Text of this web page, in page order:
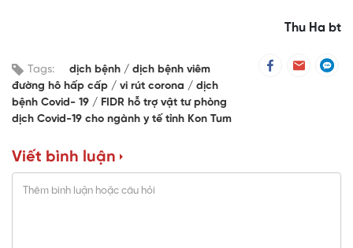
Thu Ha bt
Tags: dịch bệnh
dịch bệnh viêm
đường hô hấp cấp
vi rút corona
dịch
bệnh Covid- 19
FIDR hỗ trợ vật tư phòng
dịch Covid-19 cho ngành y tế tỉnh Kon Tum
Viết bình luận